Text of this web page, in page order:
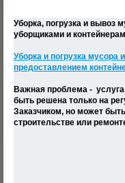
Уборка, погрузка и вывоз
уборщиками и
Уборка и погрузка мусора
предоставлением
Важная проблема -
быть решена только на
Заказчиком, но может
строительстве или